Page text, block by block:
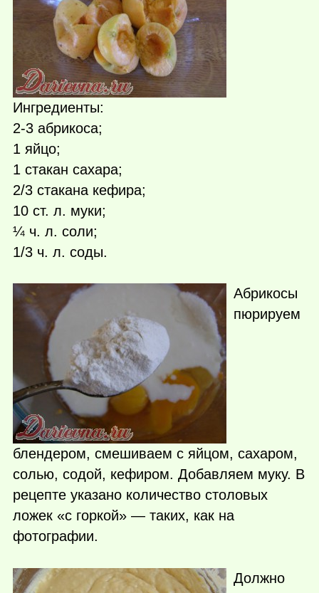
Ингредиенты:
2-3 абрикоса;
1 яйцо;
1 стакан сахара;
2/3 стакана кефира;
10 ст. л. муки;
¼ ч. л. соли;
1/3 ч. л. соды.
Абрикосы
пюрируем
блендером, смешиваем с яйцом, сахаром,
солью, содой, кефиром. Добавляем муку. В
рецепте указано количество столовых
ложек «с горкой» — таких, как на
фотографии.
Должно